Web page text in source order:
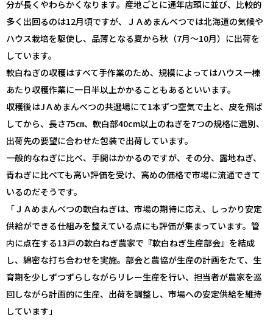
分が長くやわらかくなります。産地ごとに通年店頭に並び、比較的
多く出回るのは12月頃ですが、ＪＡめまんべつでは北海道の気候や
ハウス栽培を駆使し、品薄となる夏から秋（7月～10月）に出荷を
しています。
軟白ねぎの収穫はすべて手作業のため、規模によってはハウス一棟
あたり収穫作業に一日半以上かかることもあるといいます。
収穫後はJＡめまんべつの共選場にて1本ずつ空気で土と、皮を飛ば
してから、長さ75㎝、軟白部40cm以上のねぎを7つの規格に選別、
出荷先の要望に合わせた包装で出荷しています。
一般的なねぎに比べ、手間はかかるのですが、その分、露地ねぎ、
青ねぎに比べても高い評価を受け、高めの価格で市場に流通できて
いるのだそうです。
「ＪＡめまんべつの軟白ねぎは、市場の期待に応え、しっかり安定
供給ができる仕組みを整えている点にも評価が集まっています。管
内に点在する13戸の軟白ねぎ農家で『軟白ねぎ生産部会』を結成
し、綿密な打ち合わせを実施。部会と農協が生産の計画をたて、生
育期を少しずつずらしながらリレー生産を行い、担当者が農家を巡
回しながら計画的に生産、出荷を調整し、市場への安定供給を維持
しています」